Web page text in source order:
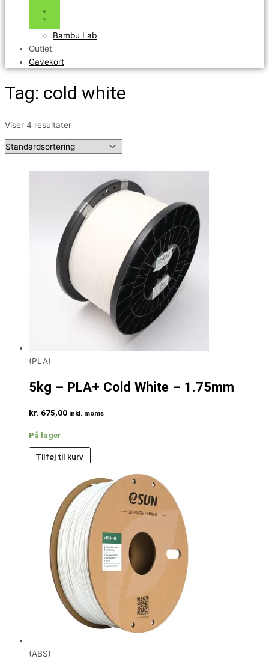
Bambu Lab
Outlet
Gavekort
Tag: cold white
Viser 4 resultater
(PLA)
5kg – PLA+ Cold White – 1.75mm
kr. 675,00 inkl. moms
På lager
Tilføj til kurv
(ABS)